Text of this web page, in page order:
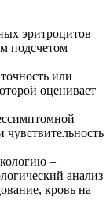
эритроцитов –
подсчетом
или
оценивает
–
анализ
кровь на